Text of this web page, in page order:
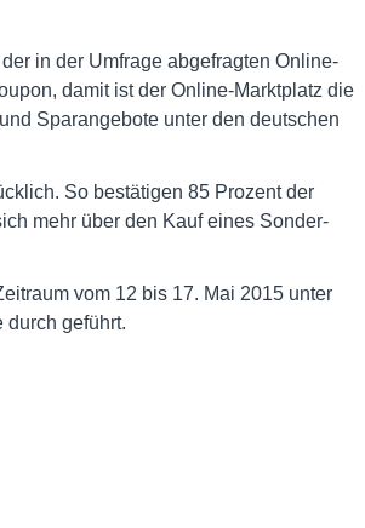
in der Umfrage abgefragten Online-
damit ist der Online-Marktplatz die
Sparangebote unter den deutschen
So bestätigen 85 Prozent der
mehr über den Kauf eines Sonder-
vom 12 bis 17. Mai 2015 unter
durch geführt.